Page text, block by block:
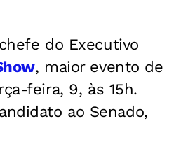
do Executivo
, maior evento de
feira, 9, às 15h.
ao Senado,